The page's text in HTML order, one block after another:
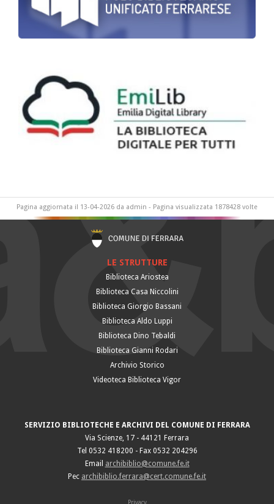
Pagina aggiornata il 13-04-2026 da admin - Pagina visualizzata 1878428 volte
LE STRUTTURE
Biblioteca Ariostea
Biblioteca Casa Niccolini
Biblioteca Giorgio Bassani
Biblioteca Aldo Luppi
Biblioteca Dino Tebaldi
Biblioteca Gianni Rodari
Archivio Storico
Videoteca Biblioteca Vigor
SERVIZIO BIBLIOTECHE E ARCHIVI DEL COMUNE DI FERRARA
Via Scienze, 17 - 44121 Ferrara
Tel 0532 418200 - Fax 0532 204296
Email archibiblio@comune.fe.it
Pec archibiblio.ferrara@cert.comune.fe.it
Privacy